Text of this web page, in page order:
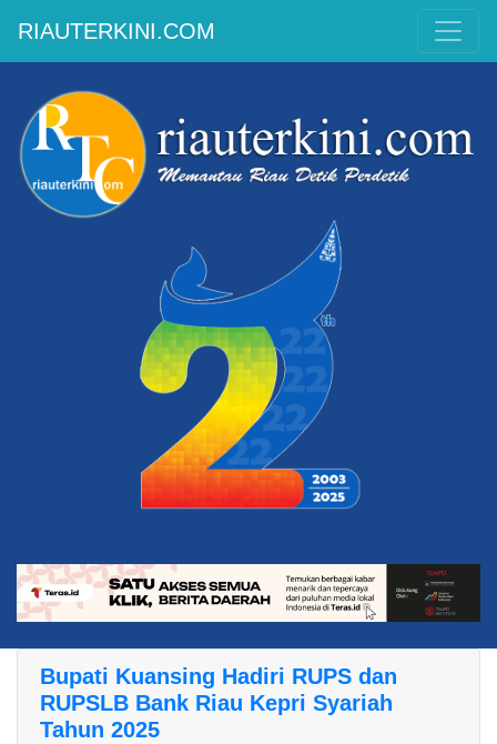
RIAUTERKINI.COM
Bupati Kuansing Hadiri RUPS dan
RUPSLB Bank Riau Kepri Syariah
Tahun 2025